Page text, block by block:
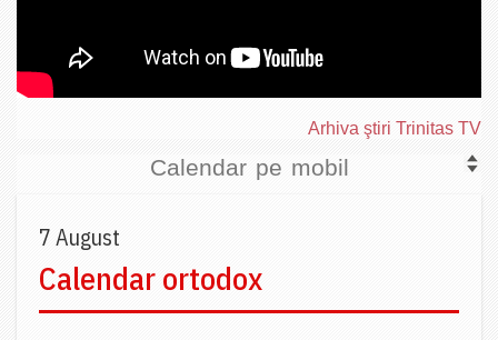
Arhiva ştiri Trinitas TV
Calendar pe mobil
7 August
Calendar ortodox